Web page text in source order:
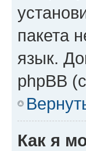
пакета
язык.
phpBB
Как я